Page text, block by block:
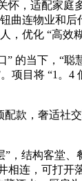
，适配家庭多
曲连物业和
，优化 “高效
当下，“聪慧
项目将 “1。
，奢适社交
结构客堂、餐
相连，可打开